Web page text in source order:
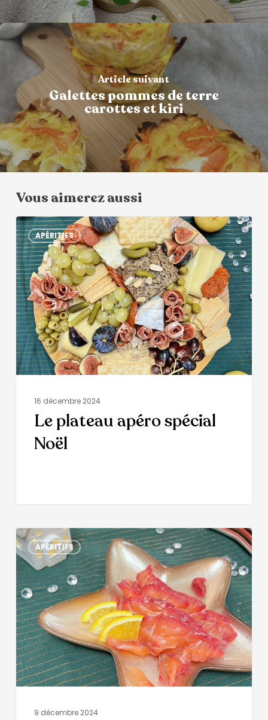
Article suivant
Galettes pommes de terre
carottes et kiri
Vous aimerez aussi
APÉRITIFS
16 décembre 2024
Le plateau apéro spécial
Noël
APÉRITIFS
9 décembre 2024